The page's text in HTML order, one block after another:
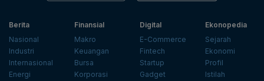
Berita
Nasional
Industri
Internasional
Energi
Finansial
Makro
Keuangan
Bursa
Korporasi
Digital
E-Commerce
Fintech
Startup
Gadget
Ekonopedia
Sejarah
Ekonomi
Profil
Istilah